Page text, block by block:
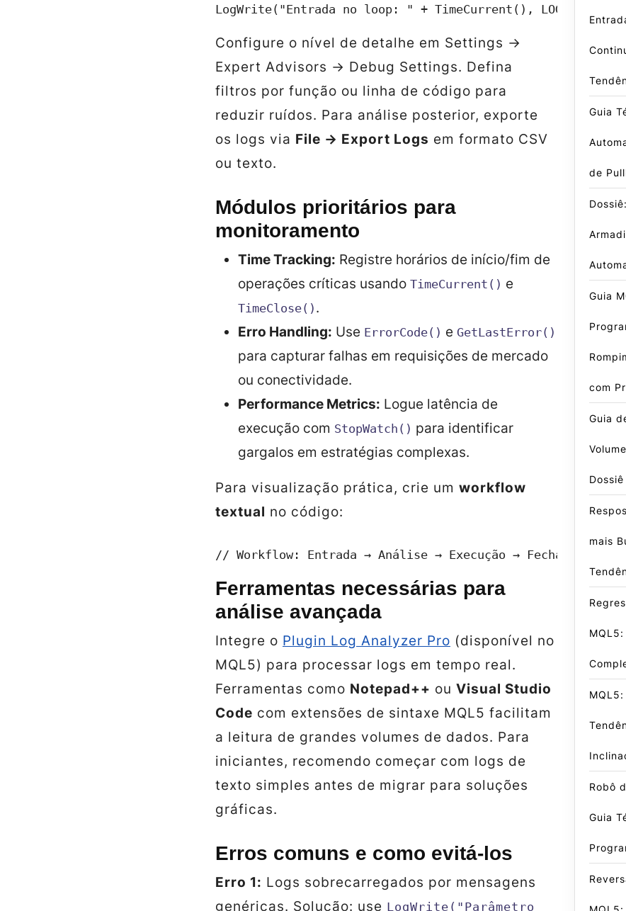
LogWrite("Entrada no loop: " + TimeCurrent(), LOG_DEBUG);
Configure o nível de detalhe em Settings →
Expert Advisors → Debug Settings. Defina
filtros por função ou linha de código para
reduzir ruídos. Para análise posterior, exporte
os logs via File → Export Logs em formato CSV
ou texto.
Módulos prioritários para
monitoramento
Time Tracking: Registre horários de início/fim de
operações críticas usando TimeCurrent() e
TimeClose() .
Erro Handling: Use ErrorCode() e GetLastError()
para capturar falhas em requisições de mercado
ou conectividade.
Performance Metrics: Logue latência de
execução com StopWatch() para identificar
gargalos em estratégias complexas.
Para visualização prática, crie um workflow
textual no código:
// Workflow: Entrada → Análise → Execução → Fechamento
Ferramentas necessárias para
análise avançada
Integre o Plugin Log Analyzer Pro (disponível no
MQL5) para processar logs em tempo real.
Ferramentas como Notepad++ ou Visual Studio
Code com extensões de sintaxe MQL5 facilitam
a leitura de grandes volumes de dados. Para
iniciantes, recomendo começar com logs de
texto simples antes de migrar para soluções
gráficas.
Erros comuns e como evitá-los
Erro 1: Logs sobrecarregados por mensagens
genéricas. Solução: use LogWrite("Parâmetro
Guia
de
Guia
com
Guia
Dossiê
mais
Robô
Guia